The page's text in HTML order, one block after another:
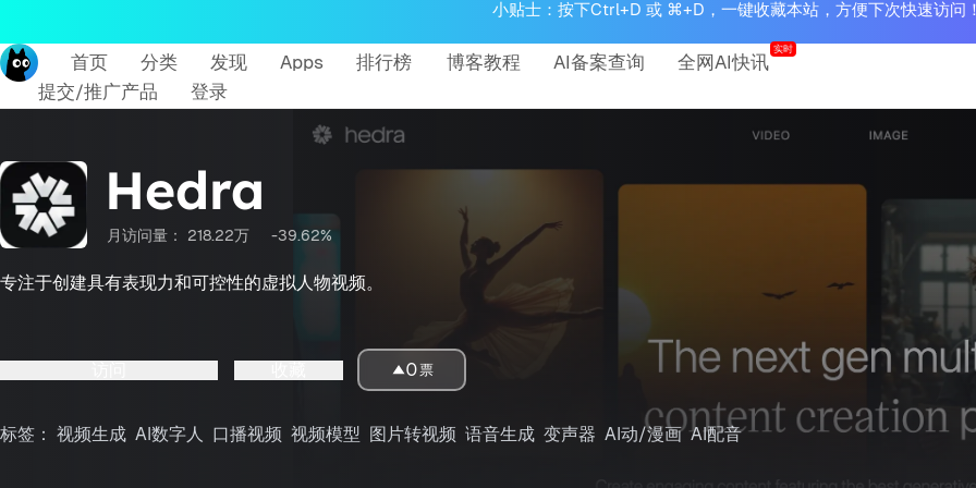
小贴士：按下Ctrl+D 或 ⌘+D，一键收藏本站，方便下次快速访问
首页 分类 发现 Apps 排行榜 博客教程 AI备案查询 全网AI快讯
实时
提交/推广产品 登录
Hedra
月访问量： 218.22万 -39.62%
专注于创建具有表现力和可控性的虚拟人物视频。
0票
标签： 视频生成 AI数字人 口播视频 视频模型 图片转视频 语音生成 变声器 AI动/漫画 AI配音